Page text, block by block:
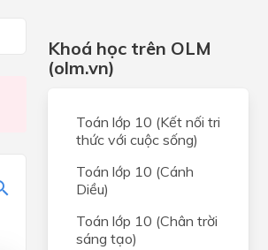
Khoá học trên OLM
(olm.vn)
Toán lớp 10 (Kết nối tri
thức với cuộc sống)
Toán lớp 10 (Cánh
Diều)
Toán lớp 10 (Chân trời
sáng tạo)